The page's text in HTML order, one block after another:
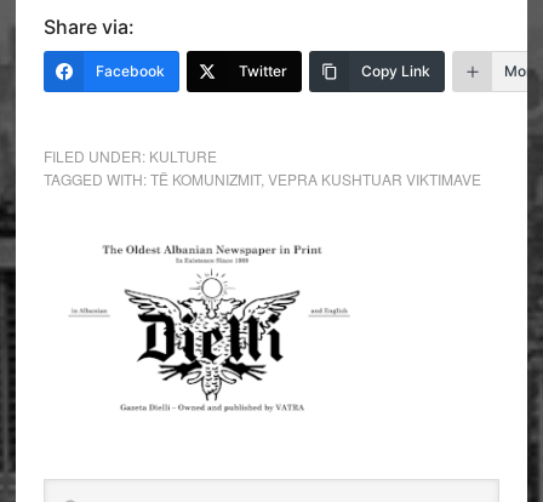
Share via:
Facebook Twitter Copy Link More
FILED UNDER: KULTURE
TAGGED WITH:TË KOMUNIZMIT, VEPRA KUSHTUAR VIKTIMAVE